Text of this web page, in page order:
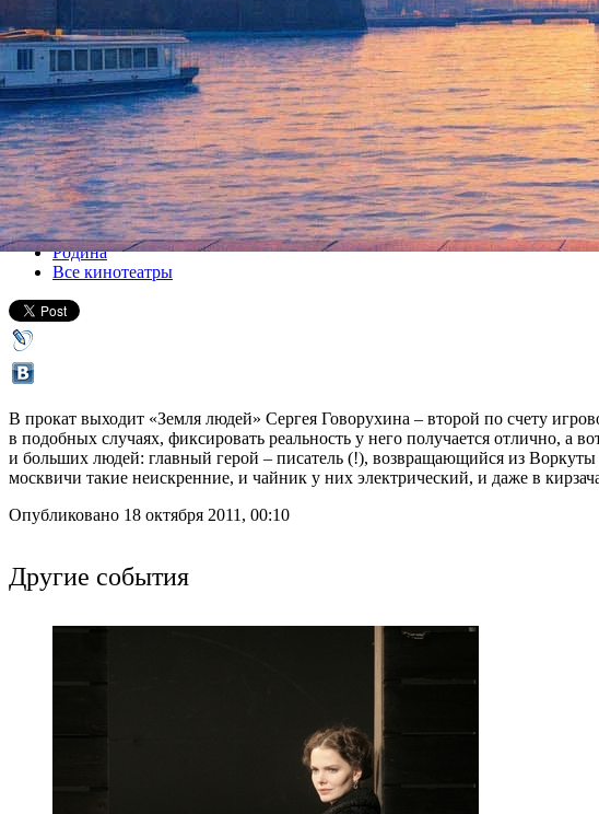
Земля людей
20 октября 2011, четверг-02 ноября 2011, среда
Версия для печати
Все кино
Родина
Все кинотеатры
В прокат выходит «Земля людей» Сергея Говорухина – второй по счету
в подобных случаях, фиксировать реальность у него получается отлично, а
и больших людей: главный герой – писатель (!), возвращающийся из Воркуты
москвичи такие неискренние, и чайник у них электрический, и даже в
Опубликовано 18 октября 2011, 00:10
Другие события